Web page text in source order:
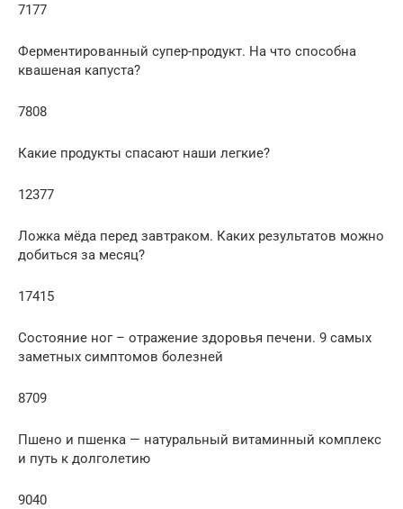
7177
Ферментированный супер-продукт. На что способна
квашеная капуста?
7808
Какие продукты спасают наши легкие?
12377
Ложка мёда перед завтраком. Каких результатов можно
добиться за месяц?
17415
Состояние ног – отражение здоровья печени. 9 самых
заметных симптомов болезней
8709
Пшено и пшенка — натуральный витаминный комплекс
и путь к долголетию
9040